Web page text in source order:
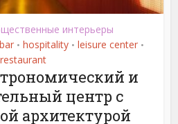
интерьеры
bar • hospitality • leisure center •
restaurant
и
центр с
архитектурой